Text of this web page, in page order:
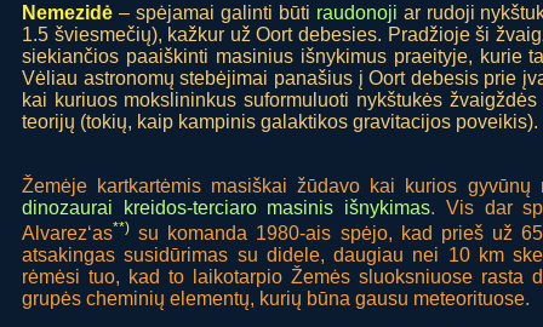
Nemezidė – spėjamai galinti būti raudonoji ar rudoji
1.5 šviesmečių), kažkur už Oort debesies. Pradžioje ši
siekiančios paaiškinti masinius išnykimus praeityje, kurie
Vėliau astronomų stebėjimai panašius į Oort debesis prie
kai kuriuos mokslininkus suformuluoti nykštukės
teorijų (tokių, kaip kampinis galaktikos gravitacijos poveikis).
Žemėje kartkartėmis masiškai žūdavo kai kurios
dinozaurai
kreidos-terciaro masinis išnykimas. Vis dar
Alvarez‘as**) su komanda 1980-ais spėjo, kad prieš už
atsakingas susidūrimas su didele, daugiau nei 10 km
rėmėsi tuo, kad to laikotarpio Žemės sluoksniuose rasta
grupės cheminių elementų, kurių būna gausu meteorituose.